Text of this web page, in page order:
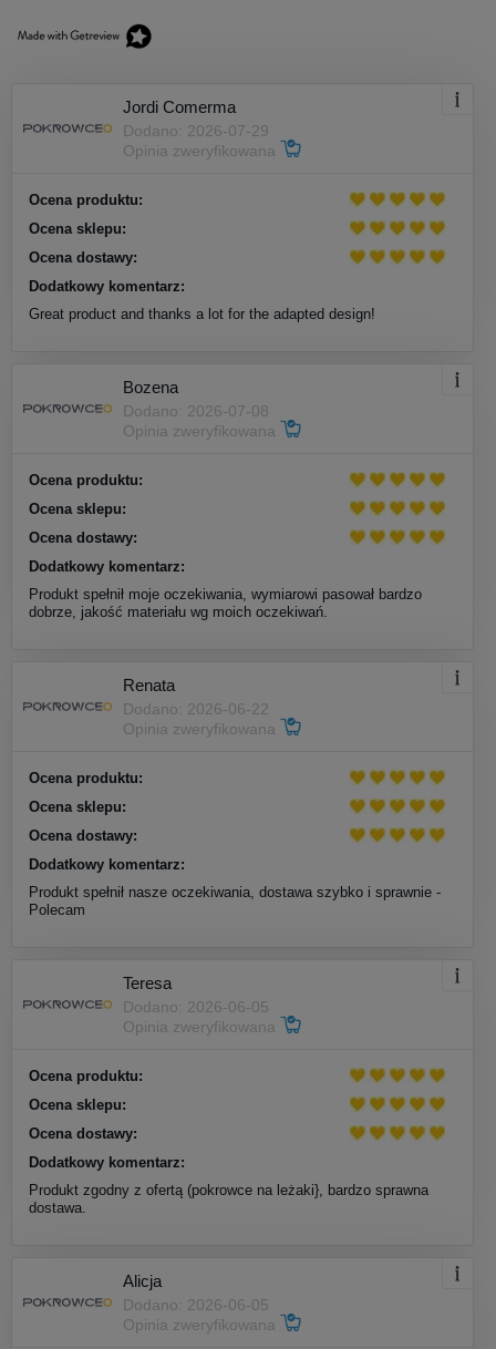
Jordi Comerma
Dodano: 2026-07-29
Opinia zweryfikowana
Ocena produktu:
Ocena sklepu:
Ocena dostawy:
Dodatkowy komentarz:
Great product and thanks a lot for the adapted design!
Bozena
Dodano: 2026-07-08
Opinia zweryfikowana
Ocena produktu:
Ocena sklepu:
Ocena dostawy:
Dodatkowy komentarz:
Produkt spełnił moje oczekiwania, wymiarowi pasował bardzo
dobrze, jakość materiału wg moich oczekiwań.
Renata
Dodano: 2026-06-22
Opinia zweryfikowana
Ocena produktu:
Ocena sklepu:
Ocena dostawy:
Dodatkowy komentarz:
Produkt spełnił nasze oczekiwania, dostawa szybko i sprawnie -
Polecam
Teresa
Dodano: 2026-06-05
Opinia zweryfikowana
Ocena produktu:
Ocena sklepu:
Ocena dostawy:
Dodatkowy komentarz:
Produkt zgodny z ofertą (pokrowce na leżaki}, bardzo sprawna
dostawa.
Alicja
Dodano: 2026-06-05
Opinia zweryfikowana